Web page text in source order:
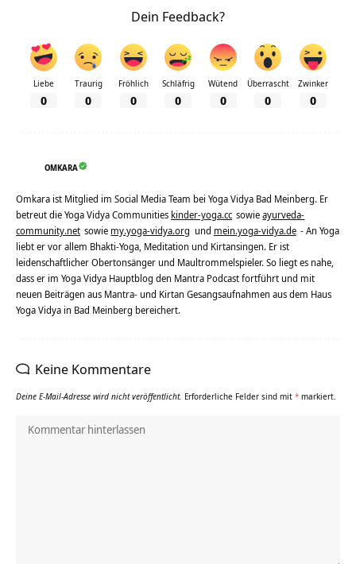
Dein Feedback?
Liebe
0
Traurig
0
Fröhlich
0
Schläfrig
0
Wütend
0
Überrascht
0
Zwinker
0
OMKARA
Omkara ist Mitglied im Social Media Team bei Yoga Vidya Bad Meinberg. Er
betreut die Yoga Vidya Communities kinder-yoga.cc sowieayurveda-
community.net sowie my.yoga-vidya.org und mein.yoga-vidya.de - An Yoga
liebt er vor allem Bhakti-Yoga, Meditation und Kirtansingen. Er ist
leidenschaftlicher Obertonsänger und Maultrommelspieler. So liegt es nahe,
dass er im Yoga Vidya Hauptblog den Mantra Podcast fortführt und mit
neuen Beiträgen aus Mantra- und Kirtan Gesangsaufnahmen aus dem Haus
Yoga Vidya in Bad Meinberg bereichert.
Keine Kommentare
Deine E-Mail-Adresse wird nicht veröffentlicht. Erforderliche Felder sind mit * markiert.